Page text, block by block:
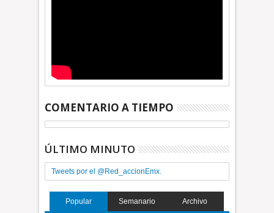
COMENTARIO A TIEMPO
ÚLTIMO MINUTO
Tweets por el @Red_accionEmx.
Popular Semanario Archivo